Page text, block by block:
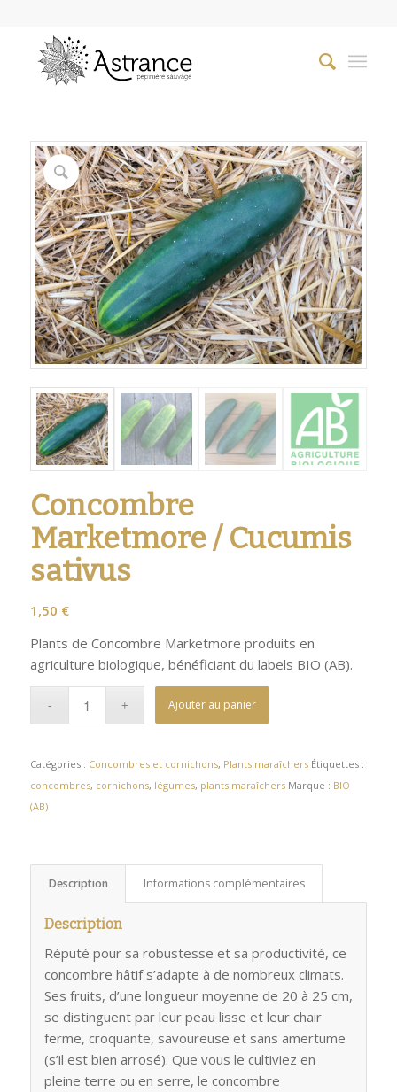
Concombre
Marketmore / Cucumis
sativus
1,50 €
Plants de Concombre Marketmore produits en
agriculture biologique, bénéficiant du labels BIO (AB).
Ajouter au panier
Catégories : Concombres et cornichons, Plants maraîchers Étiquettes :
concombres, cornichons, légumes, plants maraîchers Marque : BIO
(AB)
Description Informations complémentaires
Description
Réputé pour sa robustesse et sa productivité, ce
concombre hâtif s’adapte à de nombreux climats.
Ses fruits, d’une longueur moyenne de 20 à 25 cm,
se distinguent par leur peau lisse et leur chair
ferme, croquante, savoureuse et sans amertume
(s’il est bien arrosé). Que vous le cultiviez en
pleine terre ou en serre, le concombre